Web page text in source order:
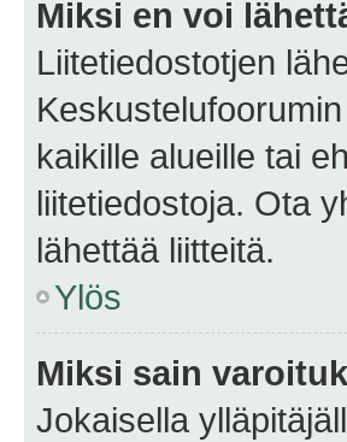
Miksi en voi
Liitetiedostotjen
kaikille alueille tai
liitetiedostoja. Ota
lähettää liitteitä.
Ylös
Miksi sain
Jokaisella